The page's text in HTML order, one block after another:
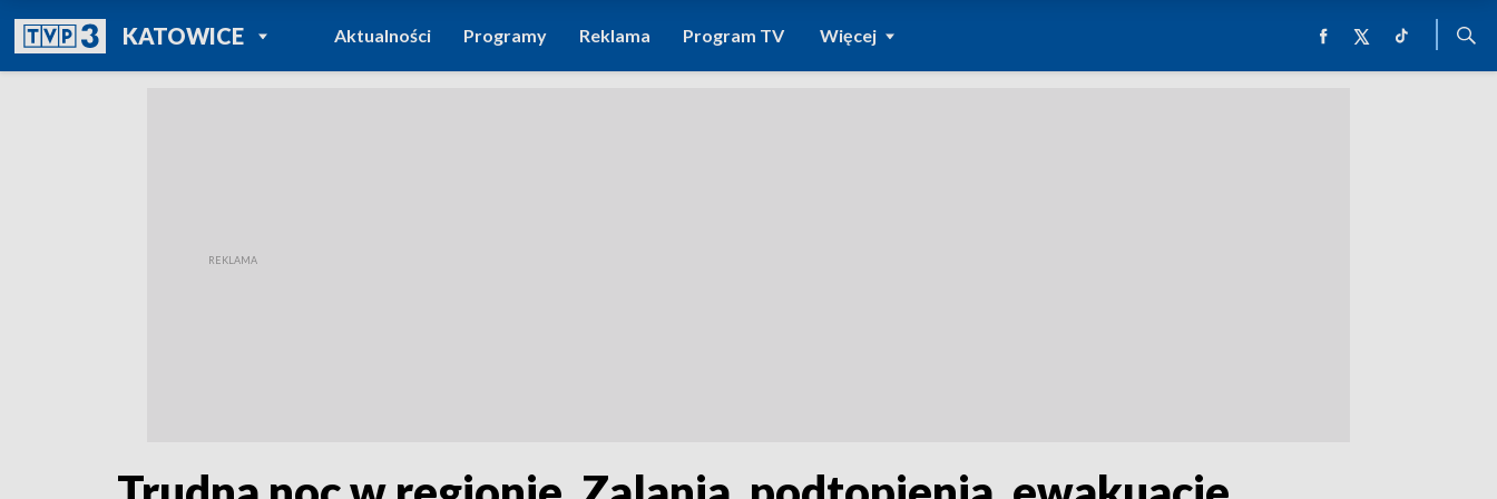
KATOWICEPOWRÓT DO
TVP REGIONY
Aktualności Programy Reklama Program TV Więcej